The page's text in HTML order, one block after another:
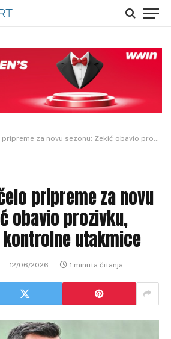
novu sezonu: Zekić obavio prozivku, zakazane tri kontrolne utakmice
pripreme za novu
obavio prozivku,
utakmice
12/06/2026 1 minuta čitanja